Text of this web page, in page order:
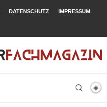
DATENSCHUTZ IMPRESSUM